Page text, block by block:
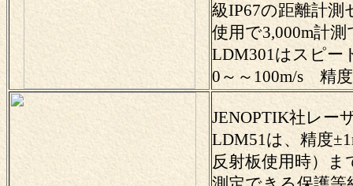
級IP67の距離計測
使用で3,000m計
LDM301はスピー
0～ ～100m/s 精
JENOPTIK社レー
LDM51は、精度
反射板使用時）ま